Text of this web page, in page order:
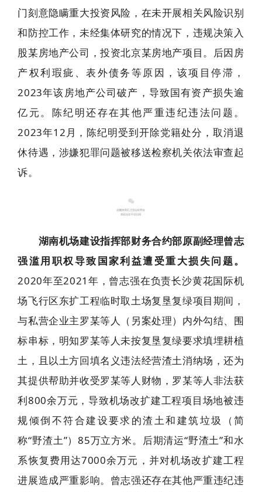
门刻意隐瞒重大投资风险，在未开展相关风险识别
和防控工作，未经集体研究的情况下，违规决策入
股某房地产公司，投资北京某房地产项目。后因房
产权利瑕疵、表外债务等原因，该项目停滞，
2023年该房地产公司破产，导致国有资产损失逾
亿元。陈纪明还存在其他严重违纪违法问题。
2023年12月，陈纪明受到开除党籍处分，取消退
休待遇，涉嫌犯罪问题被移送检察机关依法审查起
诉。
2
湖南机场建设指挥部财务合约部原副经理曾志
强滥用职权导致国家利益遭受重大损失问题。
2020年至2021年，曾志强在负责长沙黄花国际机
场飞行区东扩工程临时取土场复垦复绿项目期间，
与私营企业主罗某等人（另案处理）内外勾结、围
标串标，明知罗某等人未按复垦复绿要求填埋耕植
土，且以土方回填名义违法经营渣土消纳场，还为
其提供帮助并收受罗某等人财物，罗某等人非法获
利800余万元，导致机场改扩建工程项目场地被违
规倾倒不符合建设要求的渣土和建筑垃圾（简
称“野渣土”）85万立方米。后期清运“野渣土”和水
系恢复费用达7000余万元，并对机场改扩建工程
进展造成严重影响。曾志强还存在其他严重违纪违